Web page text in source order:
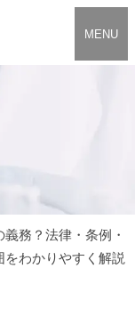
MENU
務？法律・条例・
をわかりやすく解説